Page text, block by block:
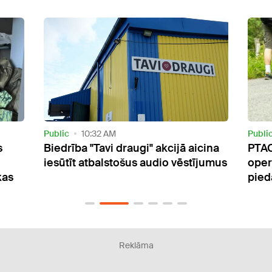
Public 8:57 PM
PTAC aicina izvairīties no tūrisma
operatora un neiegādāties tā
Reklāma